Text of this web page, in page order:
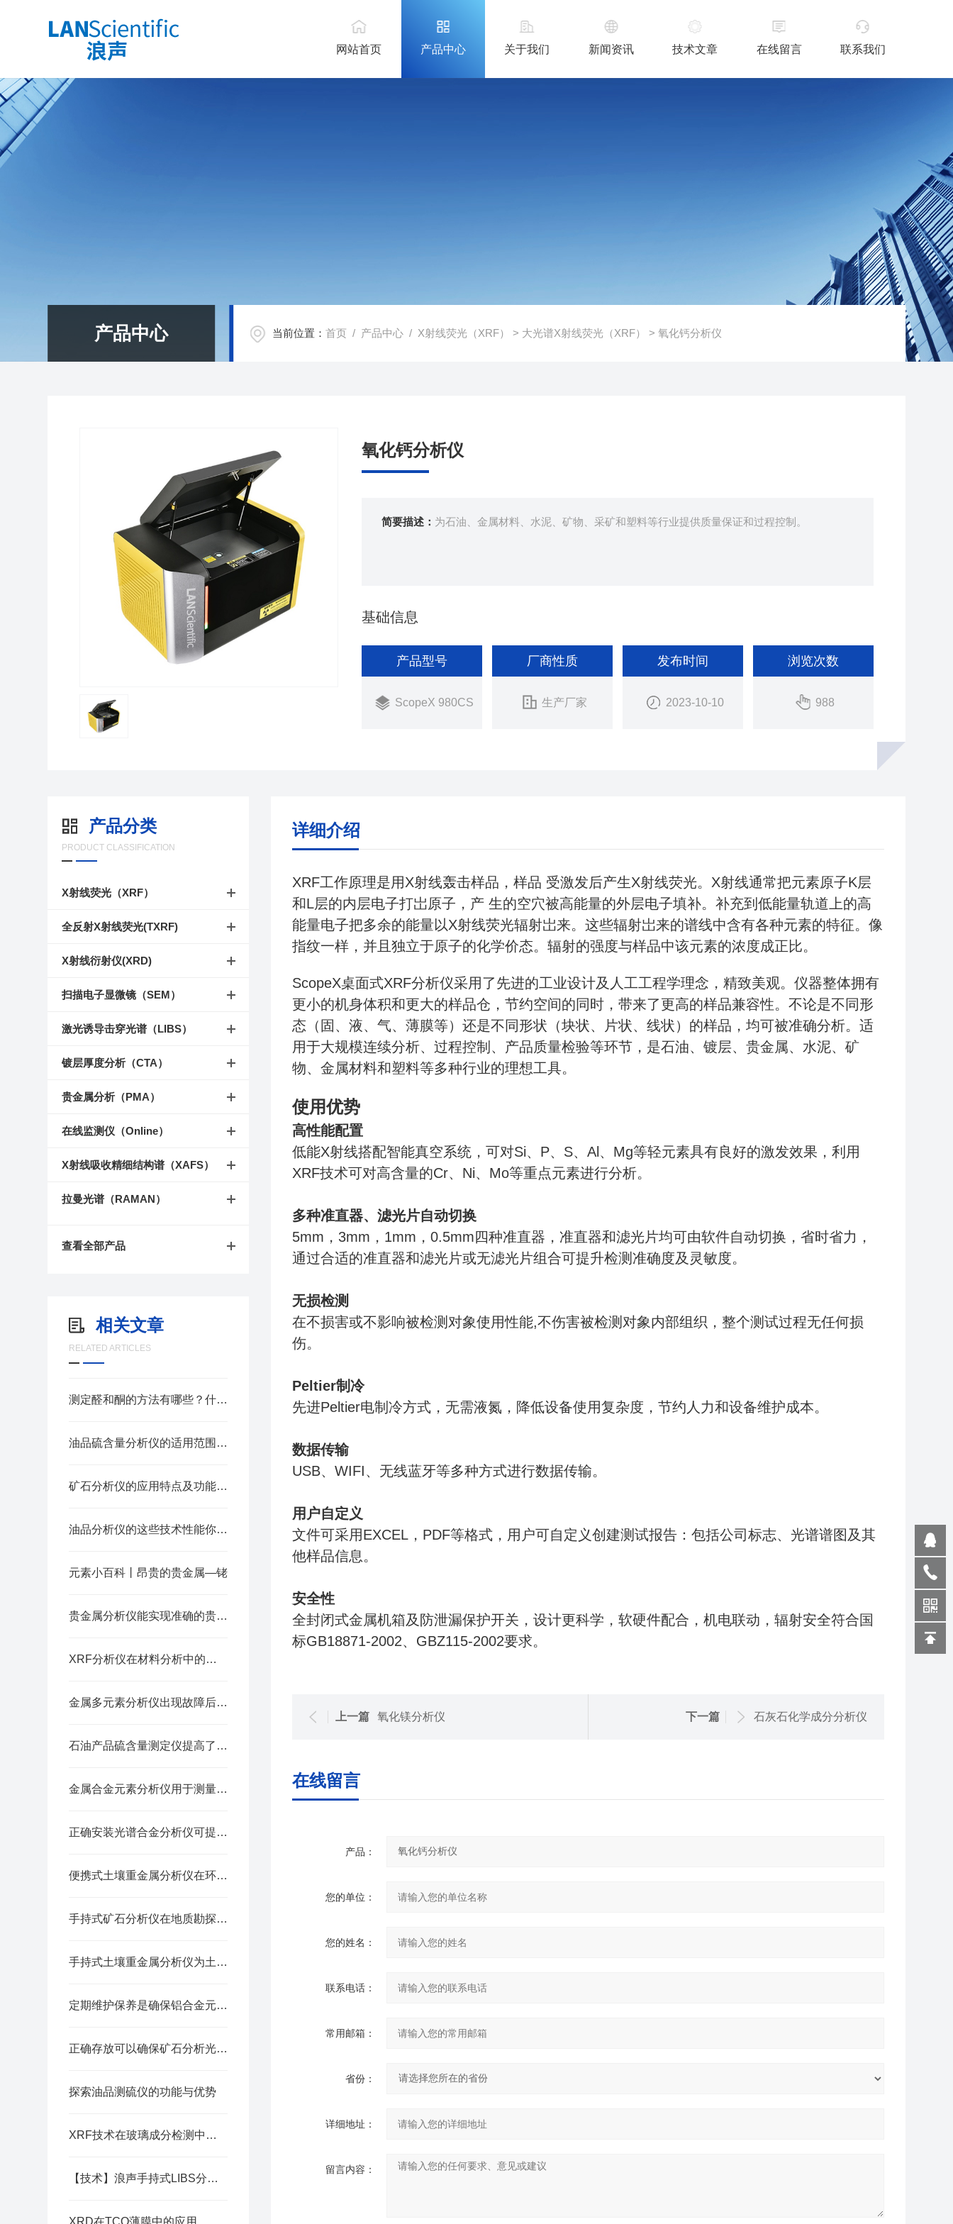
网站首页 产品中心 关于我们 新闻资讯 技术文章 在线留言 联系我们
产品中心 当前位置：首页 / 产品中心 / X射线荧光（XRF） > 大光谱X射线荧光（XRF） > 氧化钙分析仪
氧化钙分析仪
简要描述： 为石油、金属材料、水泥、矿物、采矿和塑料等行业提供质量保证和过程控制。
基础信息
产品型号
ScopeX 980CS
厂商性质
生产厂家
发布时间
2023-10-10
浏览次数
988
产品分类
PRODUCT CLASSIFICATION
X射线荧光（XRF）
全反射X射线荧光(TXRF)
X射线衍射仪(XRD)
扫描电子显微镜（SEM）
激光诱导击穿光谱（LIBS）
镀层厚度分析（CTA）
贵金属分析（PMA）
在线监测仪（Online）
X射线吸收精细结构谱（XAFS）
拉曼光谱（RAMAN）
查看全部产品
相关文章
RELATED ARTICLES
测定醛和酮的方法有哪些？什么是酸值、皂化值和酯值？
油品硫含量分析仪的适用范围都有哪些，想知道的赶紧看这
矿石分析仪的应用特点及功能介绍
油品分析仪的这些技术性能你有了解过吗？
元素小百科丨昂贵的贵金属—铑
贵金属分析仪能实现准确的贵金属检测与分析
XRF分析仪在材料分析中的应用与优势
金属多元素分析仪出现故障后的解决方法分享
石油产品硫含量测定仪提高了工作效率
金属合金元素分析仪用于测量金属材料中各种元素含量
正确安装光谱合金分析仪可提供准确测试结果
便携式土壤重金属分析仪在环境监测中的重要应用
手持式矿石分析仪在地质勘探领域发挥着重要作用
手持式土壤重金属分析仪为土壤质量评估和污染治理提供科学依据
定期维护保养是确保铝合金元素分析仪准确性的关键
正确存放可以确保矿石分析光谱仪的可靠性
探索油品测硫仪的功能与优势
XRF技术在玻璃成分检测中的应用
【技术】浪声手持式LIBS分析仪的日常维护方法
XRD在TCO薄膜中的应用
详细介绍
XRF工作原理是用X射线轰击样品，样品 受激发后产生X射线荧光。X射线通常把元素原子K层
和L层的内层电子打岀原子，产 生的空穴被高能量的外层电子填补。补充到低能量轨道上的高
能量电子把多余的能量以X射线荧光辐射岀来。这些辐射岀来的谱线中含有各种元素的特征。像
指纹一样，并且独立于原子的化学价态。辐射的强度与样品中该元素的浓度成正比。
ScopeX桌面式XRF分析仪采用了先进的工业设计及人工工程学理念，精致美观。仪器整体拥有
更小的机身体积和更大的样品仓，节约空间的同时，带来了更高的样品兼容性。不论是不同形
态（固、液、气、薄膜等）还是不同形状（块状、片状、线状）的样品，均可被准确分析。适
用于大规模连续分析、过程控制、产品质量检验等环节，是石油、镀层、贵金属、水泥、矿
物、金属材料和塑料等多种行业的理想工具。
使用优势
高性能配置
低能X射线搭配智能真空系统，可对Si、P、S、Al、Mg等轻元素具有良好的激发效果，利用
XRF技术可对高含量的Cr、Ni、Mo等重点元素进行分析。
多种准直器、滤光片自动切换
5mm，3mm，1mm，0.5mm四种准直器，准直器和滤光片均可由软件自动切换，省时省力，
通过合适的准直器和滤光片或无滤光片组合可提升检测准确度及灵敏度。
无损检测
在不损害或不影响被检测对象使用性能,不伤害被检测对象内部组织，整个测试过程无任何损
伤。
Peltier制冷
先进Peltier电制冷方式，无需液氮，降低设备使用复杂度，节约人力和设备维护成本。
数据传输
USB、WIFI、无线蓝牙等多种方式进行数据传输。
用户自定义
文件可采用EXCEL，PDF等格式，用户可自定义创建测试报告：包括公司标志、光谱谱图及其
他样品信息。
安全性
全封闭式金属机箱及防泄漏保护开关，设计更科学，软硬件配合，机电联动，辐射安全符合国
标GB18871-2002、GBZ115-2002要求。
上一篇 氧化镁分析仪 下一篇 石灰石化学成分分析仪
在线留言
产品：
您的单位：
您的姓名：
联系电话：
常用邮箱：
省份：
详细地址：
留言内容：